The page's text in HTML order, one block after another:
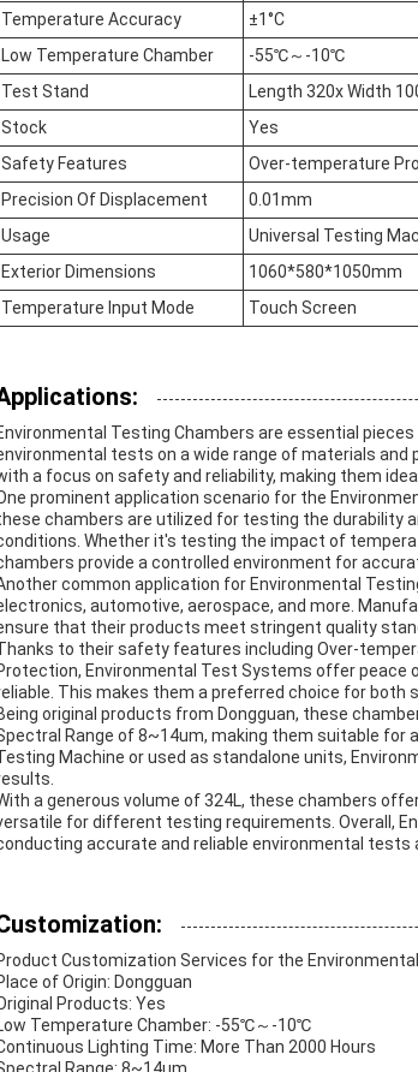
Temperature Accuracy
±1°C
Low Temperature Chamber
-55℃～-10℃
Test Stand
Length 320x Width
Stock
Yes
Safety Features
Over-temperature
Precision Of Displacement
0.01mm
Usage
Universal Testing
Exterior Dimensions
1060*580*1050mm
Temperature Input Mode
Touch Screen
Testing Chambers are essential
tests on a wide range of materials and
a focus on safety and reliability, making them
prominent application scenario for the
chambers are utilized for testing the durability
Whether it's testing the impact of
provide a controlled environment for
common application for Environmental
automotive, aerospace, and more.
that their products meet stringent quality
to their safety features including Over-
Environmental Test Systems offer peace
This makes them a preferred choice for both
original products from Dongguan, these
Range of 8~14um, making them suitable for
Machine or used as standalone units,
a generous volume of 324L, these chambers
for different testing requirements. Overall,
accurate and reliable environmental tests
Customization Services for the
of Origin: Dongguan
Products: Yes
Temperature Chamber: -55℃～-10℃
Lighting Time: More Than 2000 Hours